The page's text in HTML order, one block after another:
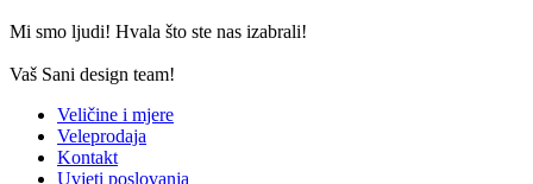
Mi smo ljudi! Hvala što ste nas izabrali!
Vaš Sani design team!
Veličine i mjere
Veleprodaja
Kontakt
Uvjeti poslovanja